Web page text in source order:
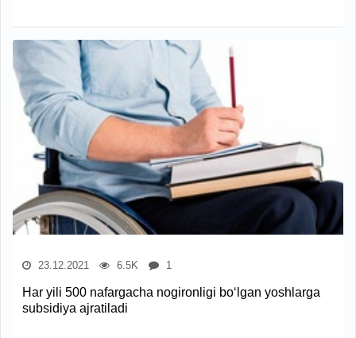
23.12.2021 6.5K 1
Har yili 500 nafargacha nogironligi bo‘lgan yoshlarga
subsidiya ajratiladi